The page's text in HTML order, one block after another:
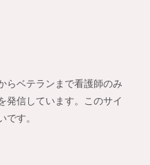
らベテランまで看護師のみ
発信しています。このサイ
です。